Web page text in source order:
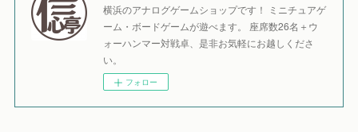
横浜のアナログゲームショップです！ ミニチュアゲ
ーム・ボードゲームが遊べます。 座席数26名＋ウ
ォーハンマー対戦卓、是非お気軽にお越しくださ
い。
フォロー